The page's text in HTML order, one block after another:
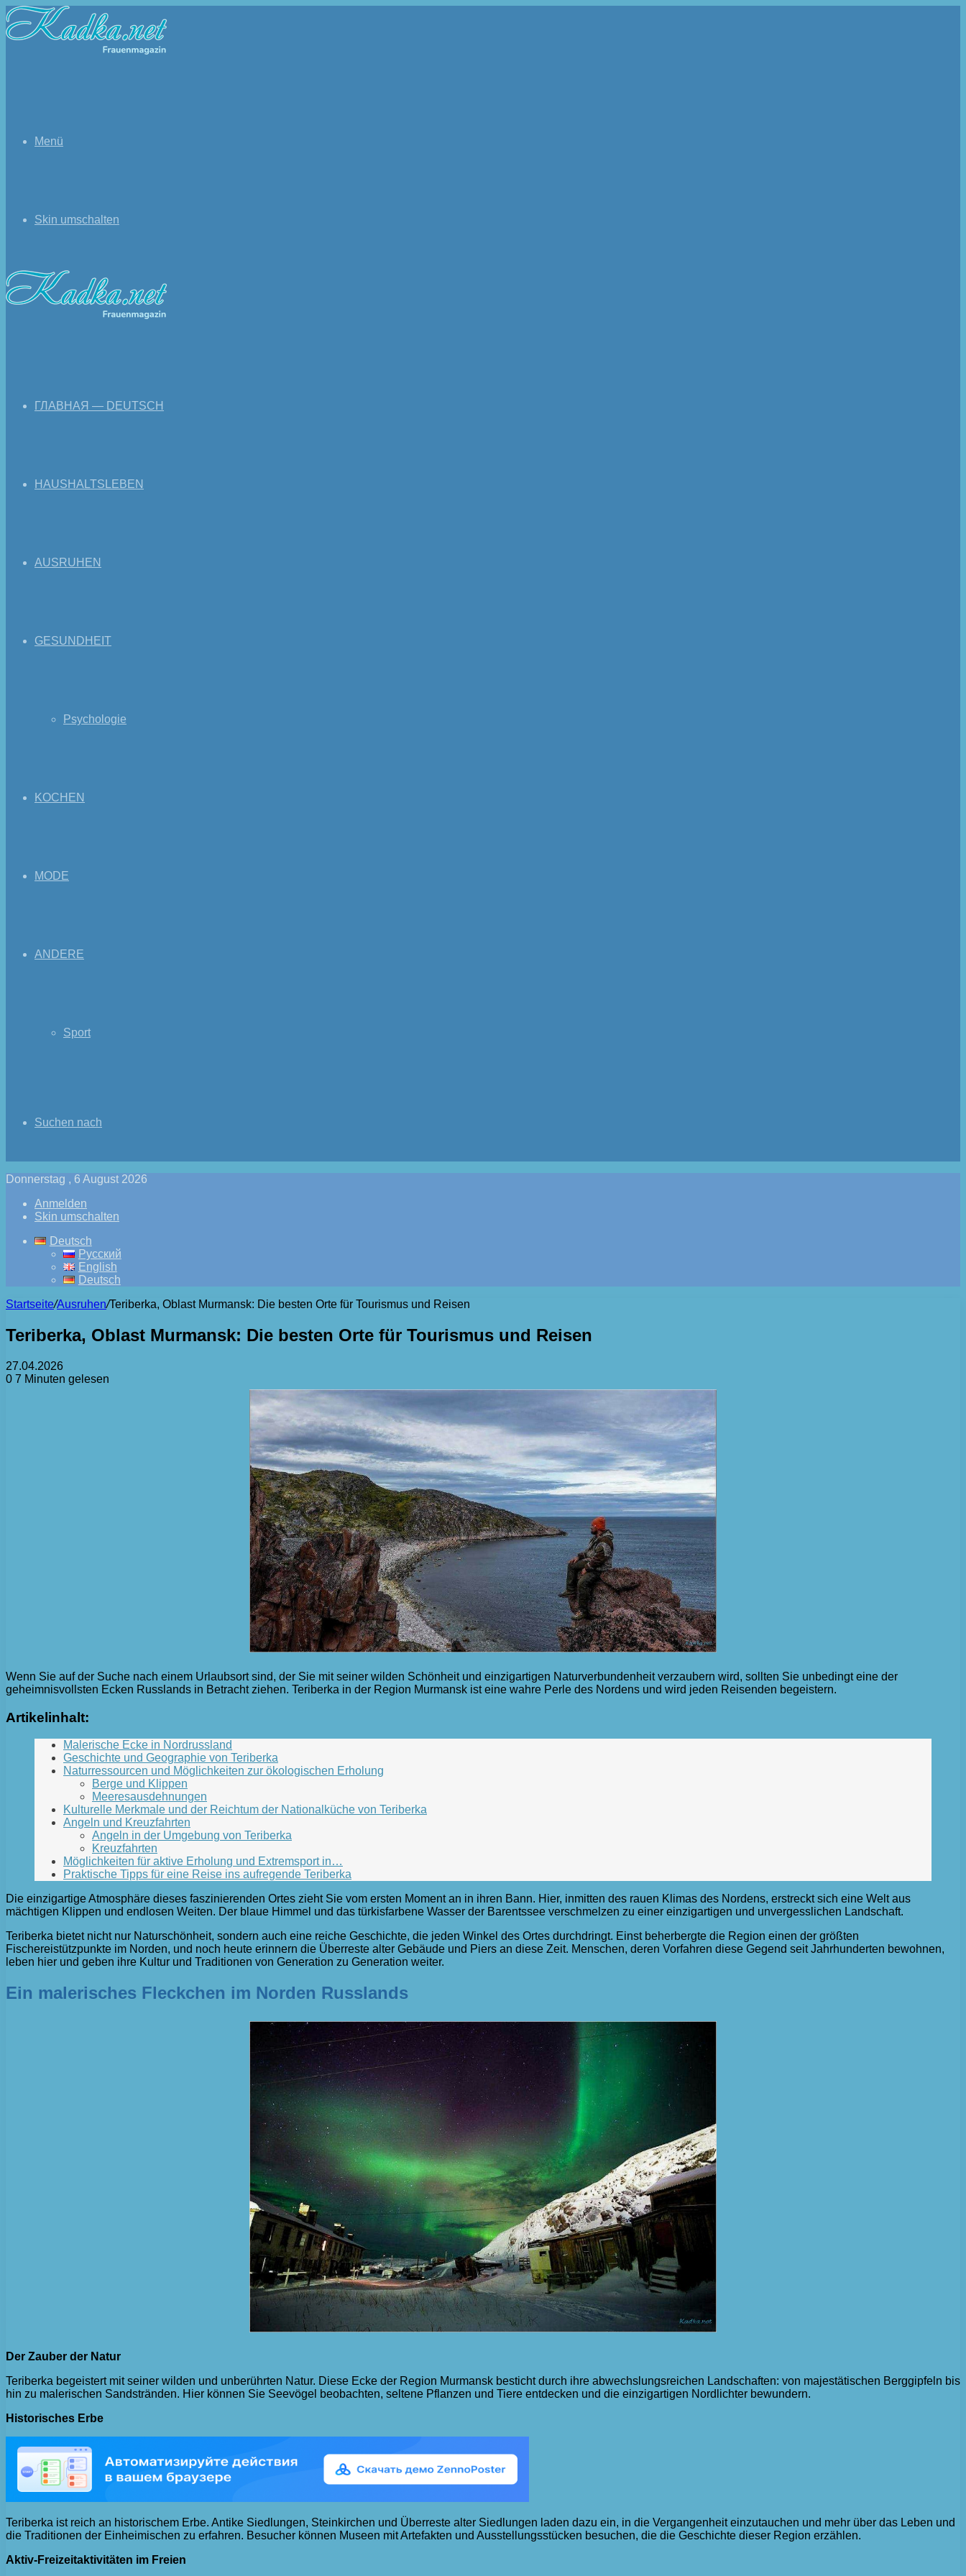
Menü
Skin umschalten
ГЛАВНАЯ — DEUTSCH
HAUSHALTSLEBEN
AUSRUHEN
GESUNDHEIT
Psychologie
KOCHEN
MODE
ANDERE
Sport
Suchen nach
Donnerstag , 6 August 2026
Anmelden
Skin umschalten
Deutsch
Русский
English
Deutsch
Startseite/Ausruhen/Teriberka, Oblast Murmansk: Die besten Orte für Tourismus und Reisen
Teriberka, Oblast Murmansk: Die besten Orte für Tourismus und Reisen
27.04.2026
0 7 Minuten gelesen
Wenn Sie auf der Suche nach einem Urlaubsort sind, der Sie mit seiner wilden Schönheit und einzigartigen Naturverbundenheit verzaubern wird, sollten Sie unbedingt eine der
geheimnisvollsten Ecken Russlands in Betracht ziehen. Teriberka in der Region Murmansk ist eine wahre Perle des Nordens und wird jeden Reisenden begeistern.
Artikelinhalt:
Malerische Ecke in Nordrussland
Geschichte und Geographie von Teriberka
Naturressourcen und Möglichkeiten zur ökologischen Erholung
Berge und Klippen
Meeresausdehnungen
Kulturelle Merkmale und der Reichtum der Nationalküche von Teriberka
Angeln und Kreuzfahrten
Angeln in der Umgebung von Teriberka
Kreuzfahrten
Möglichkeiten für aktive Erholung und Extremsport in…
Praktische Tipps für eine Reise ins aufregende Teriberka
Die einzigartige Atmosphäre dieses faszinierenden Ortes zieht Sie vom ersten Moment an in ihren Bann. Hier, inmitten des rauen Klimas des Nordens, erstreckt sich eine Welt aus
mächtigen Klippen und endlosen Weiten. Der blaue Himmel und das türkisfarbene Wasser der Barentssee verschmelzen zu einer einzigartigen und unvergesslichen Landschaft.
Teriberka bietet nicht nur Naturschönheit, sondern auch eine reiche Geschichte, die jeden Winkel des Ortes durchdringt. Einst beherbergte die Region einen der größten
Fischereistützpunkte im Norden, und noch heute erinnern die Überreste alter Gebäude und Piers an diese Zeit. Menschen, deren Vorfahren diese Gegend seit Jahrhunderten bewohnen,
leben hier und geben ihre Kultur und Traditionen von Generation zu Generation weiter.
Ein malerisches Fleckchen im Norden Russlands
Der Zauber der Natur
Teriberka begeistert mit seiner wilden und unberührten Natur. Diese Ecke der Region Murmansk besticht durch ihre abwechslungsreichen Landschaften: von majestätischen Berggipfeln bis
hin zu malerischen Sandstränden. Hier können Sie Seevögel beobachten, seltene Pflanzen und Tiere entdecken und die einzigartigen Nordlichter bewundern.
Historisches Erbe
Teriberka ist reich an historischem Erbe. Antike Siedlungen, Steinkirchen und Überreste alter Siedlungen laden dazu ein, in die Vergangenheit einzutauchen und mehr über das Leben und
die Traditionen der Einheimischen zu erfahren. Besucher können Museen mit Artefakten und Ausstellungsstücken besuchen, die die Geschichte dieser Region erzählen.
Aktiv-Freizeitaktivitäten im Freien